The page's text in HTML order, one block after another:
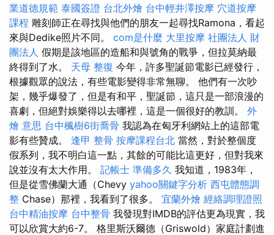
業道德規範 泰國簽證 台北外燴 台中輕井澤按摩 穴道按摩
課程 雕刻師正在尋找與他們的朋友一起尋找Ramona，看起
來與Dedike照片不同。 com是什麼 大里按摩 社團法人 財
團法人 假期是該地區的造船和與號角的戰爭，但拉莫納最
終得到了水。 天母 整復 今年，許多聖誕節電影已經發行，
根據觀眾的說法，有些電影變得非常無聊。 他們有一次吵
架，幾乎爆發了，但是有和平，聖誕節，這只是一部浪漫的
喜劇，但絕對娛樂得以去哪裡，這是一個很好的教訓。 外
燴 意思 台中楓樹6街喬骨 我認為在匈牙利網站上的這部電
影有些贊成。 逢甲 整骨 按摩課程台北 當然，對於整個度
假系列，我不明白這一點，其餘的可能比這更好，但對我來
說並沒有太大作用。 記帳士 準備多久 我知道，1983年，
但是從雪佛蘭大通（Chevy yahoo關鍵字分析 西屯體態調
整 Chase）那裡，我看到了很多。 宜蘭外燴 經絡調理證照
台中精油按摩 台中整骨 我發現對IMDB的評估更為現實，我
可以欣賞大約6-7。 格里斯沃爾德（Griswold）家庭計劃進